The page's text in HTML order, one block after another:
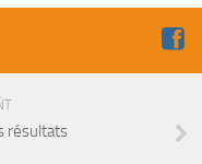
résultats